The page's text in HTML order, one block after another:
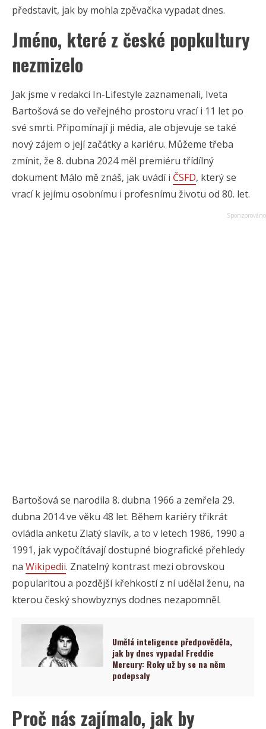
představit, jak by mohla zpěvačka vypadat dnes.
Jméno, které z české popkultury
nezmizelo
Jak jsme v redakci In-Lifestyle zaznamenali, Iveta
Bartošová se do veřejného prostoru vrací i 11 let po
své smrti. Připomínají ji média, ale objevuje se také
nový zájem o její začátky a kariéru. Můžeme třeba
zmínit, že 8. dubna 2024 měl premiéru třídílný
dokument Málo mě znáš, jak uvádí i ČSFD, který se
vrací k jejímu osobnímu i profesnímu životu od 80. let.
Bartošová se narodila 8. dubna 1966 a zemřela 29.
dubna 2014 ve věku 48 let. Během kariéry třikrát
ovládla anketu Zlatý slavík, a to v letech 1986, 1990 a
1991, jak vypočítávají dostupné biografické přehledy
na Wikipedii. Znatelný kontrast mezi obrovskou
popularitou a pozdější křehkostí z ní udělal ženu, na
kterou český showbyznys dodnes nezapomněl.
Umělá inteligence předpověděla,
jak by dnes vypadal Freddie
Mercury: Roky už by se na něm
podepsaly
Proč nás zajímalo, jak by